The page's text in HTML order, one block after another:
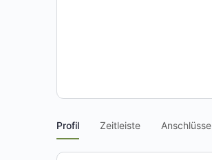
Profil Zeitleiste Anschlüsse